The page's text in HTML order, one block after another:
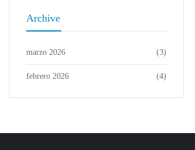
Archive
marzo 2026 (3)
febrero 2026 (4)